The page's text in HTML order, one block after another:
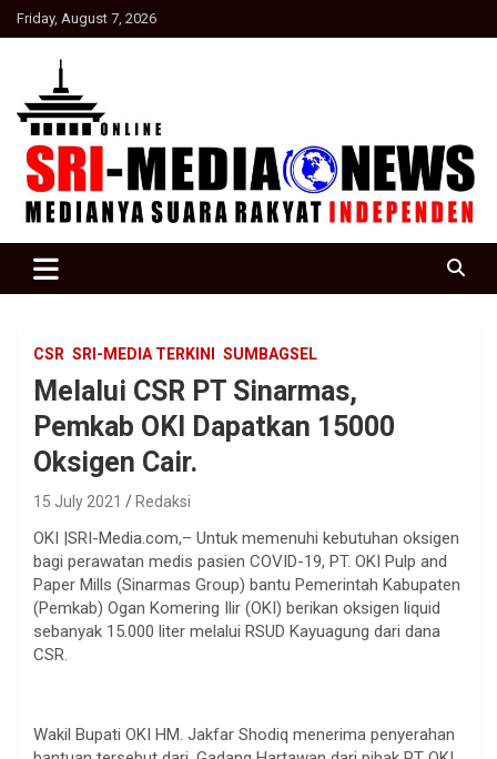
Skip
to
Friday, August 7, 2026
SRI Media news
CSR SRI-MEDIA TERKINI SUMBAGSEL
Melalui CSR PT Sinarmas,
Pemkab OKI Dapatkan 15000
Oksigen Cair.
15 July 2021 Redaksi
OKI |SRI-Media.com,– Untuk memenuhi kebutuhan oksigen
bagi perawatan medis pasien COVID-19, PT. OKI Pulp and
Paper Mills (Sinarmas Group) bantu Pemerintah Kabupaten
(Pemkab) Ogan Komering Ilir (OKI) berikan oksigen liquid
sebanyak 15.000 liter melalui RSUD Kayuagung dari dana
CSR.
Wakil Bupati OKI HM. Jakfar Shodiq menerima penyerahan